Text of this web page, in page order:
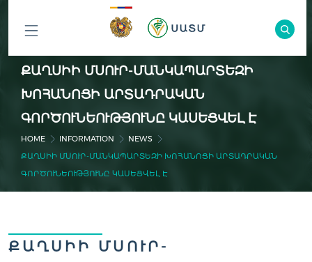
ԲՈԼՈՐ
ԲԱԺԻՆՆԵՐԸ
ՔԱՂՍԻԻ ՄՍՈՒՐ-ՄԱՆԿԱՊԱՐՏԵԶԻ
ԽՈՀԱՆՈՑԻ ԱՐՏԱԴՐԱԿԱՆ
ԳՈՐԾՈՒՆԵՈՒԹՅՈՒՆԸ ԿԱՍԵՑՎԵԼ Է
HOME INFORMATION
NEWS
ՔԱՂՍԻԻ ՄՍՈՒՐ-ՄԱՆԿԱՊԱՐՏԵԶԻ ԽՈՀԱՆՈՑԻ ԱՐՏԱԴՐԱԿԱՆ
ԳՈՐԾՈՒՆԵՈՒԹՅՈՒՆԸ ԿԱՍԵՑՎԵԼ Է
ՔԱՂՍԻԻ ՄՍՈՒՐ-